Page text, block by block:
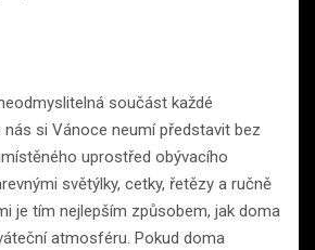
součást každé
si Vánoce neumí představit bez
uprostřed obývacího
světýlky, cetky, řetězy a ručně
je tím nejlepším způsobem, jak doma
atmosféru. Pokud doma